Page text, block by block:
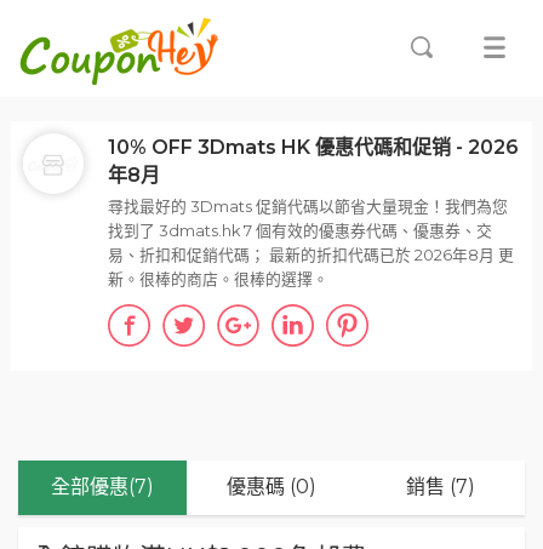
全部優惠(7) 優惠碼 (0) 銷售 (7)
10% OFF 3Dmats HK 優惠代碼和促销 - 2026
年8月
尋找最好的 3Dmats 促銷代碼以節省大量現金！我們為您
找到了 3dmats.hk 7 個有效的優惠券代碼、優惠券、交
易、折扣和促銷代碼； 最新的折扣代碼已於 2026年8月 更
新。很棒的商店。很棒的選擇。